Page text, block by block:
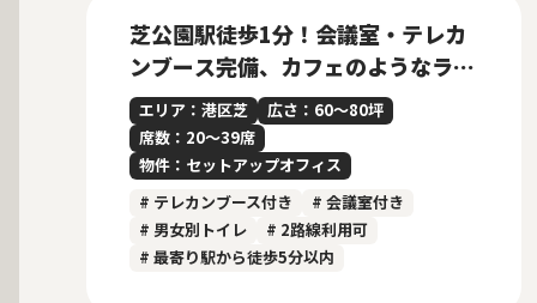
芝公園駅徒歩1分！会議室・テレカ
ンブース完備、カフェのようなラウ
ンジが魅力のセットアップオフィス
エリア：港区芝
広さ：60〜80坪
席数：20〜39席
物件：セットアップオフィス
# テレカンブース付き
# 会議室付き
# 男女別トイレ
# 2路線利用可
# 最寄り駅から徒歩5分以内